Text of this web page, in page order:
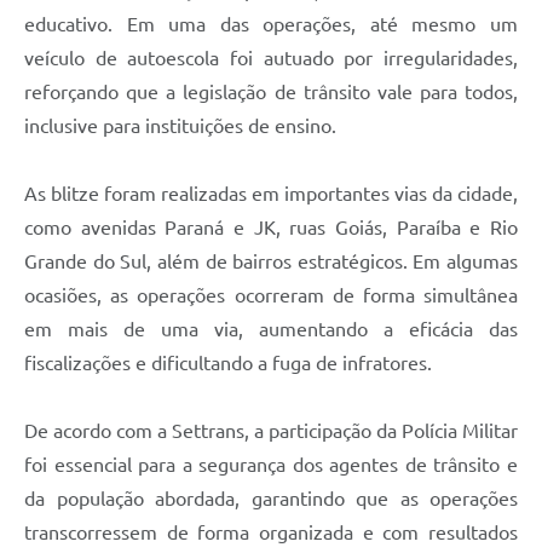
educativo. Em uma das operações, até mesmo um
veículo de autoescola foi autuado por irregularidades,
reforçando que a legislação de trânsito vale para todos,
inclusive para instituições de ensino.
As blitze foram realizadas em importantes vias da cidade,
como avenidas Paraná e JK, ruas Goiás, Paraíba e Rio
Grande do Sul, além de bairros estratégicos. Em algumas
ocasiões, as operações ocorreram de forma simultânea
em mais de uma via, aumentando a eficácia das
fiscalizações e dificultando a fuga de infratores.
De acordo com a Settrans, a participação da Polícia Militar
foi essencial para a segurança dos agentes de trânsito e
da população abordada, garantindo que as operações
transcorressem de forma organizada e com resultados